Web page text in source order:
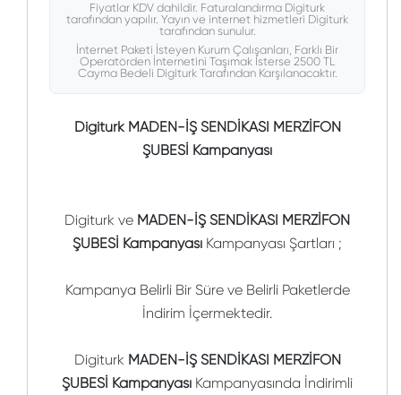
Fiyatlar KDV dahildir. Faturalandırma Digiturk
tarafından yapılır. Yayın ve internet hizmetleri Digiturk
tarafından sunulur.
İnternet Paketi İsteyen Kurum Çalışanları, Farklı Bir
Operatörden İnternetini Taşımak İsterse 2500 TL
Cayma Bedeli Digiturk Tarafından Karşılanacaktır.
Digiturk MADEN-İŞ SENDİKASI MERZİFON
ŞUBESİ Kampanyası
Digiturk ve MADEN-İŞ SENDİKASI MERZİFON
ŞUBESİ Kampanyası Kampanyası Şartları ;
Kampanya Belirli Bir Süre ve Belirli Paketlerde
İndirim İçermektedir.
Digiturk MADEN-İŞ SENDİKASI MERZİFON
ŞUBESİ Kampanyası Kampanyasında İndirimli